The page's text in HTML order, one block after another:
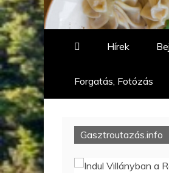
Hírek
Forgatás, Fotózás
Gasztroutazás.info